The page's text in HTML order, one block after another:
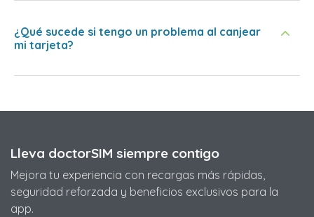
¿Qué sucede si tengo un problema al canjear
mi tarjeta?
Lleva doctorSIM siempre contigo
Mejora tu experiencia con recargas más rápidas,
seguridad reforzada y beneficios exclusivos para la
app.